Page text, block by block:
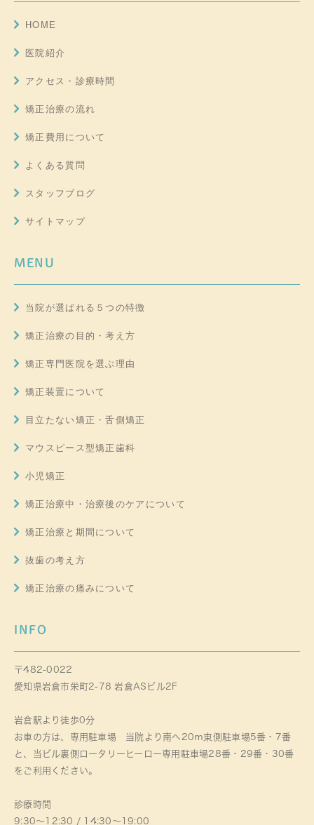
HOME
医院紹介
アクセス・診療時間
矯正治療の流れ
矯正費用について
よくある質問
スタッフブログ
サイトマップ
MENU
当院が選ばれる５つの特徴
矯正治療の目的・考え方
矯正専門医院を選ぶ理由
矯正装置について
目立たない矯正・舌側矯正
マウスピース型矯正歯科
小児矯正
矯正治療中・治療後のケアについて
矯正治療と期間について
抜歯の考え方
矯正治療の痛みについて
INFO
〒482-0022
愛知県岩倉市栄町2-78 岩倉ASビル2F
岩倉駅より徒歩0分
お車の方は、専用駐車場 当院より南へ20ｍ東側駐車場5番・7番
と、当ビル裏側ロータリーヒーロー専用駐車場28番・29番・30番
をご利用ください。
診療時間
9:30～12:30 / 14:30～19:00